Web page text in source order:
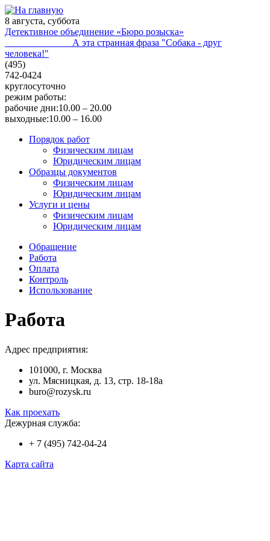
8 августа, суббота
Детективное объединение «Бюро розыска»
А эта странная фраза "Собака - друг
человека!"
(495)
742-0424
круглосуточно
режим работы:
рабочие дни:10.00 – 20.00
выходные:10.00 – 16.00
Порядок работ
Физическим лицам
Юридическим лицам
Образцы документов
Физическим лицам
Юридическим лицам
Услуги и цены
Физическим лицам
Юридическим лицам
Обращение
Работа
Оплата
Контроль
Использование
Работа
Адрес предприятия:
101000, г. Москва
ул. Мясницкая, д. 13, стр. 18-18а
buro@rozysk.ru
Как проехать
Дежурная служба:
+ 7 (495) 742-04-24
Карта сайта